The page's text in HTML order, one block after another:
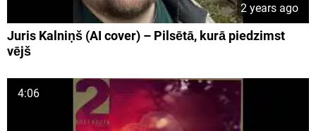
2 years ago
Juris Kalniņš (AI cover) – Pilsētā, kurā piedzimst
vējš
4:06